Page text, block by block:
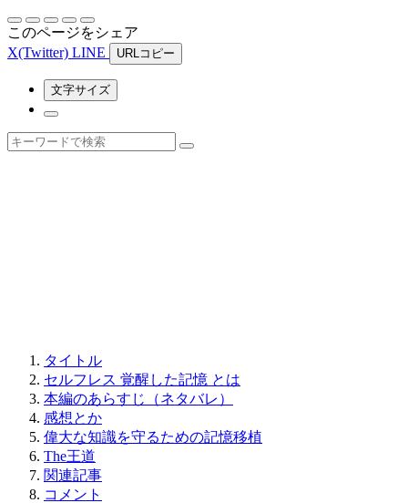
このページをシェア
X(Twitter) LINE URLコピー
文字サイズ
タイトル
セルフレス 覚醒した記憶 とは
本編のあらすじ（ネタバレ）
感想とか
偉大な知識を守るための記憶移植
The王道
関連記事
コメント